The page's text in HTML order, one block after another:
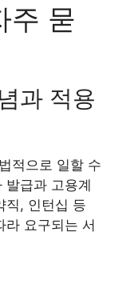
주 묻
과 적용
적으로 일할 수
발급과 고용계
직, 인턴십 등
라 요구되는 서